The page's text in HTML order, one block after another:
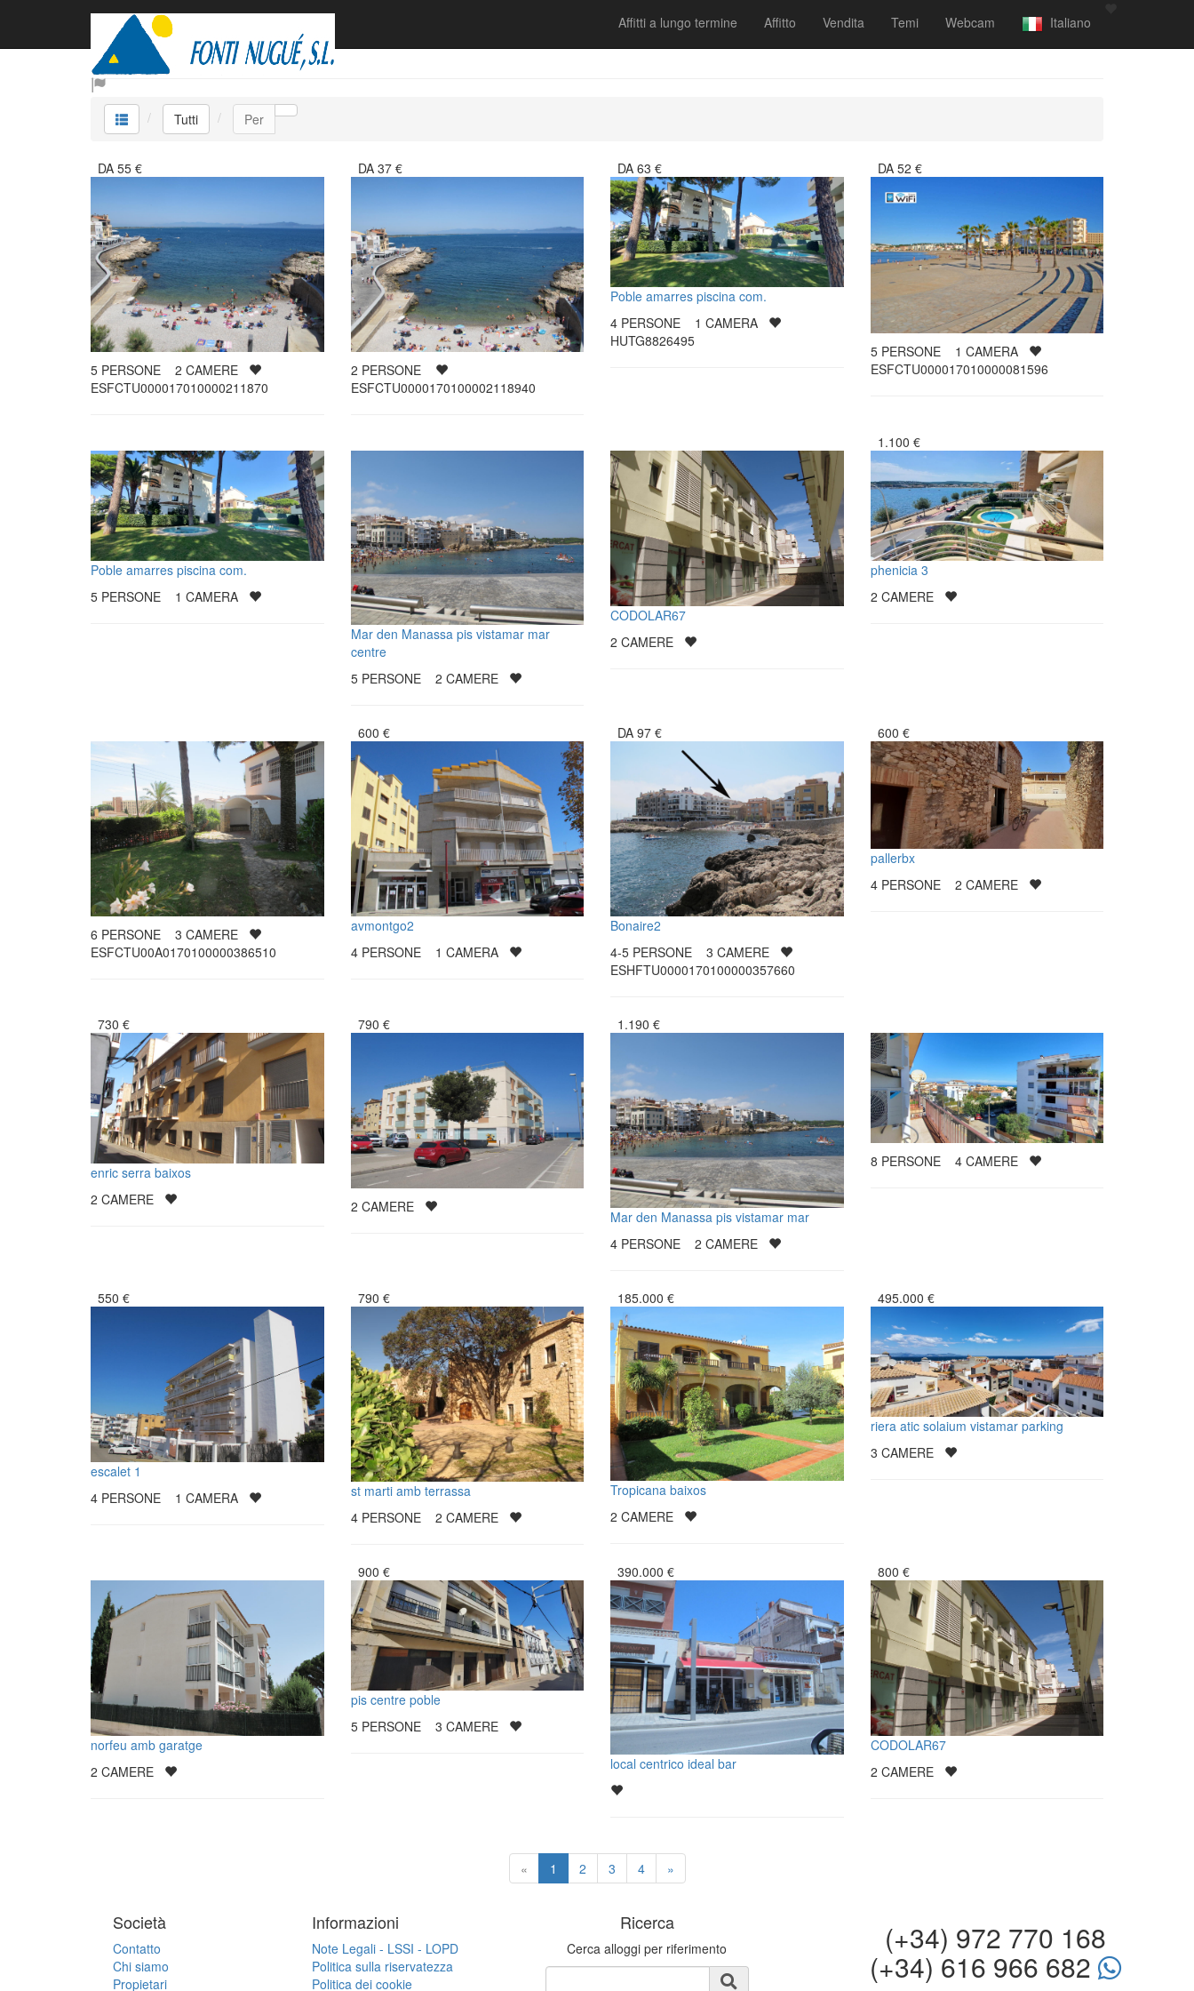
Affitti a lungo termine Affitto Vendita Temi Webcam Italiano
Tutti
Tutti Per
DA 55 €
5 PERSONE 2 CAMERE
ESFCTU000017010000211870
DA37 €
2 PERSONE
ESFCTU0000170100002118940
DA 63 €
Poble amarres piscina com.
4 PERSONE 1 CAMERA
HUTG8826495
DA52 €
5PERSONE 1 CAMERA
ESFCTU000017010000081596
Poble amarres piscina com.
5 PERSONE 1 CAMERA
Mar den Manassa pis vistamar mar
centre
5PERSONE 2 CAMERE
CODOLAR67
2 CAMERE
1.100 €
phenicia 3
2 CAMERE
6 PERSONE 3 CAMERE
ESFCTU00A0170100000386510
600 €
avmontgo2
4PERSONE 1 CAMERA
DA 97 €
Bonaire2
4-5 PERSONE 3 CAMERE
ESHFTU0000170100000357660
600 €
pallerbx
4PERSONE 2 CAMERE
730 €
enric serra baixos
2 CAMERE
790 €
2 CAMERE
1.190 €
Mar den Manassa pis vistamar mar
4 PERSONE 2 CAMERE
8 PERSONE 4CAMERE
550 €
escalet 1
4 PERSONE 1 CAMERA
790 €
st marti amb terrassa
4PERSONE 2 CAMERE
185.000 €
Tropicana baixos
2 CAMERE
495.000 €
riera atic solaium vistamar parking
3 CAMERE
norfeu amb garatge
2 CAMERE
900 €
pis centre poble
5PERSONE 3 CAMERE
390.000 €
local centrico ideal bar
800 €
CODOLAR67
2 CAMERE
« 1 2 3 4 »
Società
Contatto
Chi siamo
Propietari
Informazioni
Note Legali - LSSI - LOPD
Politica sulla riservatezza
Politica dei cookie
Ricerca
Cerca alloggi per riferimento (+34) 972 770 168
(+34) 616 966 682